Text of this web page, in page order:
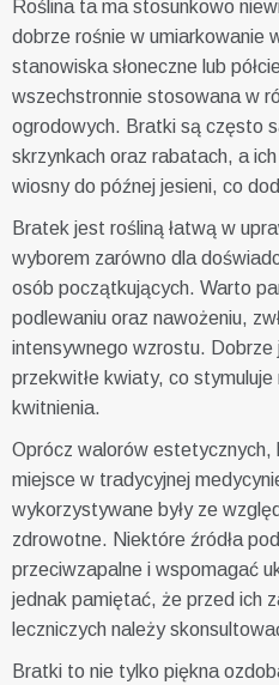
Roślina ta ma stosunkowo
dobrze rośnie w umiarkowanie
stanowiska słoneczne lub
wszechstronnie stosowana w
ogrodowych. Bratki są często
skrzynkach oraz rabatach, a
wiosny do późnej jesieni, co
Bratek jest rośliną łatwą w
wyborem zarówno dla
osób początkujących. Warto
podlewaniu oraz nawożeniu,
intensywnego wzrostu. Dobrze
przekwitłe kwiaty, co
kwitnienia.
Oprócz walorów estetycznych,
miejsce w tradycyjnej
wykorzystywane były ze
zdrowotne. Niektóre źródła
przeciwzapalne i wspomagać
jednak pamiętać, że przed ich
leczniczych należy
Bratki to nie tylko piękna